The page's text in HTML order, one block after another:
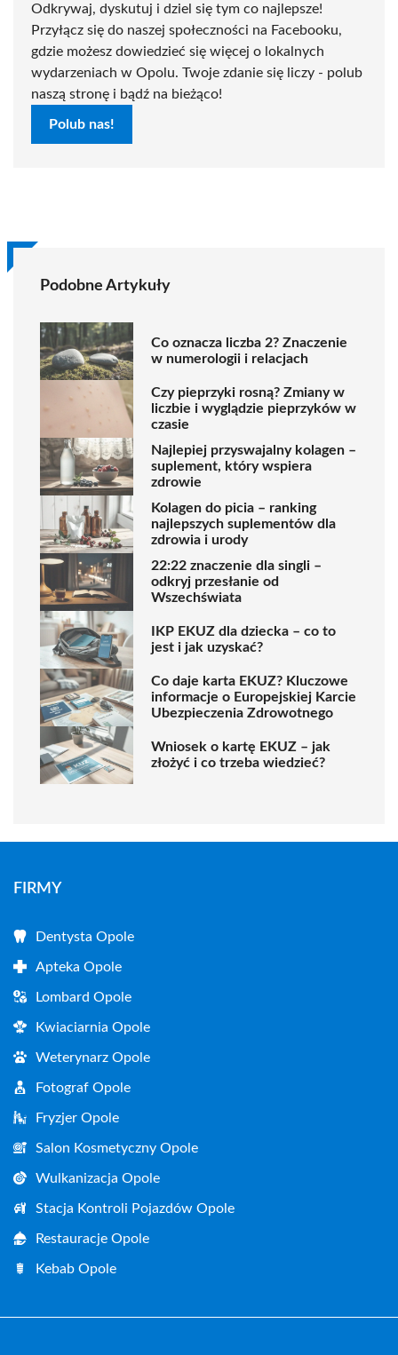
Odkrywaj, dyskutuj i dziel się tym co najlepsze!
Przyłącz się do naszej społeczności na Facebooku,
gdzie możesz dowiedzieć się więcej o lokalnych
wydarzeniach w Opolu. Twoje zdanie się liczy - polub
naszą stronę i bądź na bieżąco!
Polub nas!
Podobne Artykuły
Co oznacza liczba 2? Znaczenie
w numerologii i relacjach
Czy pieprzyki rosną? Zmiany w
liczbie i wyglądzie pieprzyków w
czasie
Najlepiej przyswajalny kolagen –
suplement, który wspiera
zdrowie
Kolagen do picia – ranking
najlepszych suplementów dla
zdrowia i urody
22:22 znaczenie dla singli –
odkryj przesłanie od
Wszechświata
IKP EKUZ dla dziecka – co to
jest i jak uzyskać?
Co daje karta EKUZ? Kluczowe
informacje o Europejskiej Karcie
Ubezpieczenia Zdrowotnego
Wniosek o kartę EKUZ – jak
złożyć i co trzeba wiedzieć?
FIRMY
Dentysta Opole
Apteka Opole
Lombard Opole
Kwiaciarnia Opole
Weterynarz Opole
Fotograf Opole
Fryzjer Opole
Salon Kosmetyczny Opole
Wulkanizacja Opole
Stacja Kontroli Pojazdów Opole
Restauracje Opole
Kebab Opole